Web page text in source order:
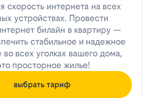
скорость интернета на всех
устройствах. Провести
билайн в квартиру —
стабильное и надежное
всех уголках вашего дома,
просторное жилье!
выбрать тариф